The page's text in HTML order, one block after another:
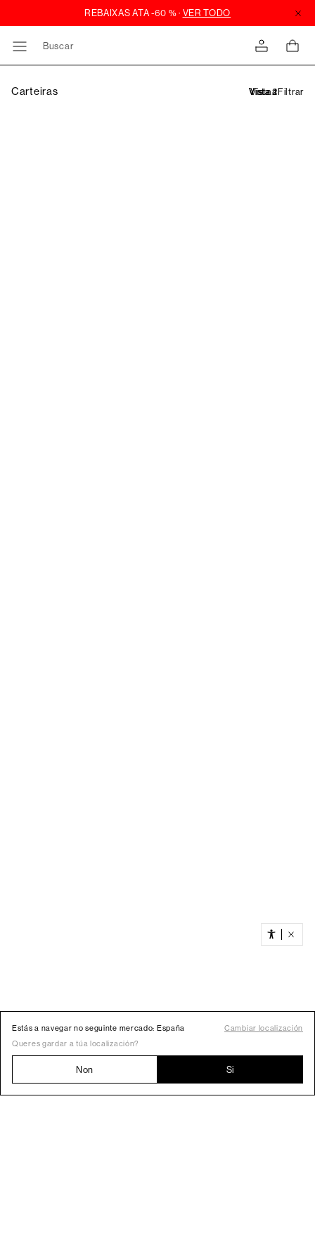
Buscar
Carteiras Filtrar
Carteiras
Estás a navegar no seguinte mercado: España
Cambiar localización
Queres gardar a túa localización?
Non Si